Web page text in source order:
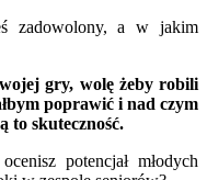
zadowolony, a w jakim
gry, wolę żeby robili
poprawić i nad czym
to skuteczność.
potencjał młodych